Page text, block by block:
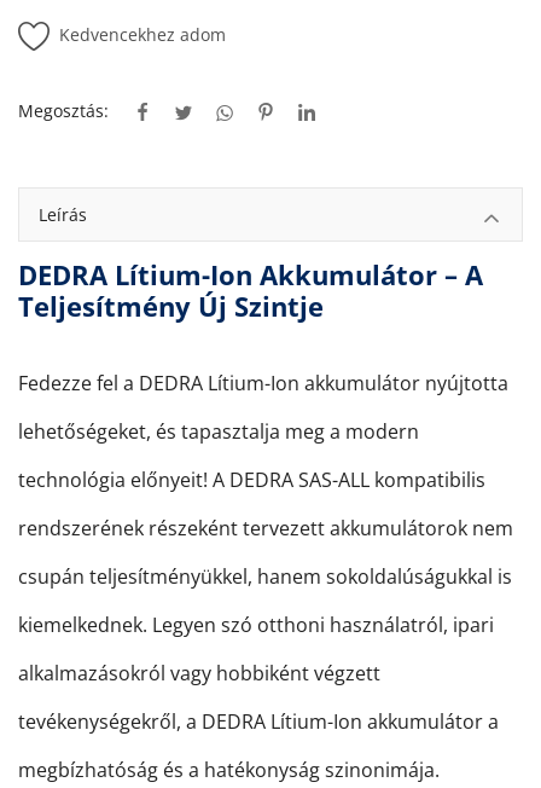
Kedvencekhez adom
Megosztás:
Leírás
DEDRA Lítium-Ion Akkumulátor – A
Teljesítmény Új Szintje
Fedezze fel a DEDRA Lítium-Ion akkumulátor nyújtotta
lehetőségeket, és tapasztalja meg a modern
technológia előnyeit! A DEDRA SAS-ALL kompatibilis
rendszerének részeként tervezett akkumulátorok nem
csupán teljesítményükkel, hanem sokoldalúságukkal is
kiemelkednek. Legyen szó otthoni használatról, ipari
alkalmazásokról vagy hobbiként végzett
tevékenységekről, a DEDRA Lítium-Ion akkumulátor a
megbízhatóság és a hatékonyság szinonimája.